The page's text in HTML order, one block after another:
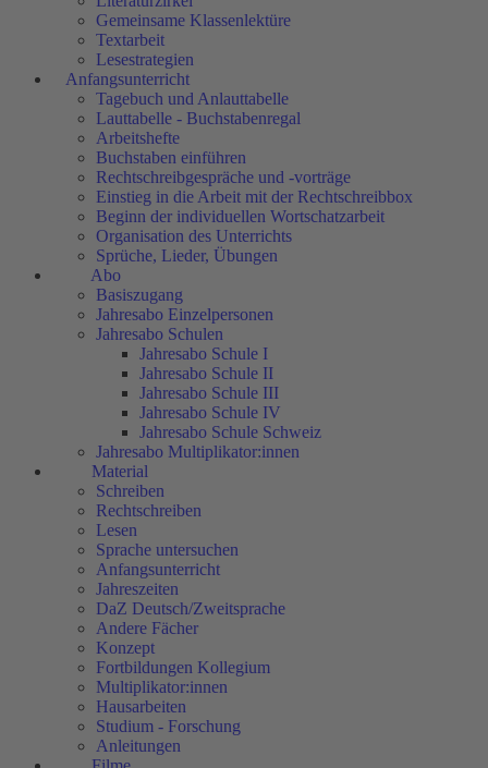
Gemeinsame Klassenlektüre
Textarbeit
Lesestrategien
Anfangsunterricht
Tagebuch und Anlauttabelle
Lauttabelle - Buchstabenregal
Arbeitshefte
Buchstaben einführen
Rechtschreibgespräche und -vorträge
Einstieg in die Arbeit mit der Rechtschreibbox
Beginn der individuellen Wortschatzarbeit
Organisation des Unterrichts
Sprüche, Lieder, Übungen
Abo
Basiszugang
Jahresabo Einzelpersonen
Jahresabo Schulen
Jahresabo Schule I
Jahresabo Schule II
Jahresabo Schule III
Jahresabo Schule IV
Jahresabo Schule Schweiz
Jahresabo Multiplikator:innen
Material
Schreiben
Rechtschreiben
Lesen
Sprache untersuchen
Anfangsunterricht
Jahreszeiten
DaZ Deutsch/Zweitsprache
Andere Fächer
Konzept
Fortbildungen Kollegium
Multiplikator:innen
Hausarbeiten
Studium - Forschung
Anleitungen